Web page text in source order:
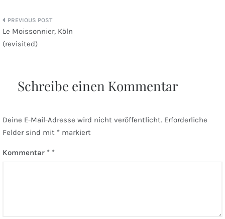
Beitragsnavigation
Le Moissonnier, Köln
(revisited)
Schreibe einen Kommentar
Deine E-Mail-Adresse wird nicht veröffentlicht. Erforderliche
Felder sind mit * markiert
Kommentar *